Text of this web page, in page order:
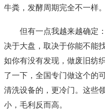
牛粪，发酵周期完全不一样
但有一点我越来越确定
决于大盘，取决于你能不能
如你有没有发现，做废旧纺
了一下，全国专门做这个的
清洗设备的，更冷门。这些
小，毛利反而高。